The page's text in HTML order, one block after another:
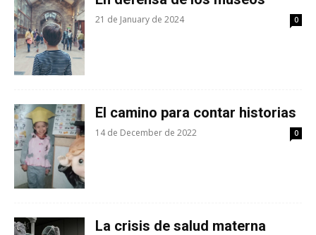
21 de January de 2024 0
El camino para contar historias
14 de December de 2022 0
La crisis de salud materna